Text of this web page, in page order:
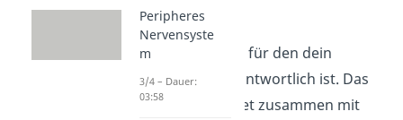
Herdplatte fasst?
Das ist ein Reflex, für den dein
Rückenmark verantwortlich ist. Das
Rückenmark
bildet zusammen mit
Peripheres
Nervensyste
m
3/4 – Dauer:
03:58